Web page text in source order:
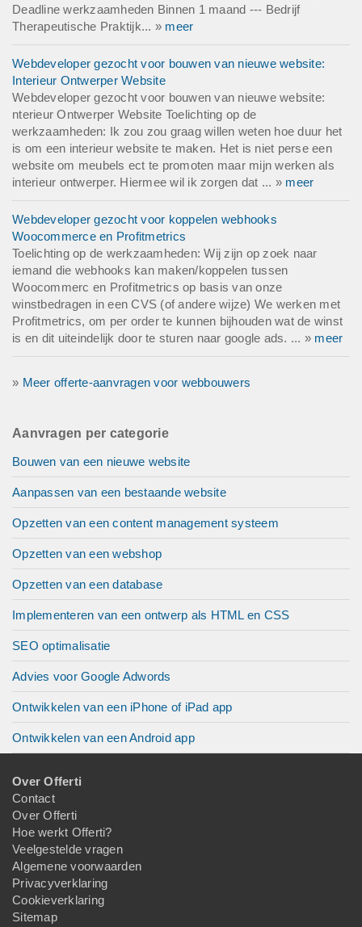
Deadline werkzaamheden Binnen 1 maand --- Bedrijf
Therapeutische Praktijk... » meer
Webdeveloper gezocht voor bouwen van nieuwe website:
Interieur Ontwerper Website
Webdeveloper gezocht voor bouwen van nieuwe website:
nterieur Ontwerper Website Toelichting op de
werkzaamheden: Ik zou zou graag willen weten hoe duur het
is om een interieur website te maken. Het is niet perse een
website om meubels ect te promoten maar mijn werken als
interieur ontwerper. Hiermee wil ik zorgen dat ... » meer
Webdeveloper gezocht voor koppelen webhooks
Woocommerce en Profitmetrics
Toelichting op de werkzaamheden: Wij zijn op zoek naar
iemand die webhooks kan maken/koppelen tussen
Woocommerc en Profitmetrics op basis van onze
winstbedragen in een CVS (of andere wijze) We werken met
Profitmetrics, om per order te kunnen bijhouden wat de winst
is en dit uiteindelijk door te sturen naar google ads. ... » meer
» Meer offerte-aanvragen voor webbouwers
Aanvragen per categorie
Bouwen van een nieuwe website
Aanpassen van een bestaande website
Opzetten van een content management systeem
Opzetten van een webshop
Opzetten van een database
Implementeren van een ontwerp als HTML en CSS
SEO optimalisatie
Advies voor Google Adwords
Ontwikkelen van een iPhone of iPad app
Ontwikkelen van een Android app
Over Offerti
Contact
Over Offerti
Hoe werkt Offerti?
Veelgestelde vragen
Algemene voorwaarden
Privacyverklaring
Cookieverklaring
Sitemap